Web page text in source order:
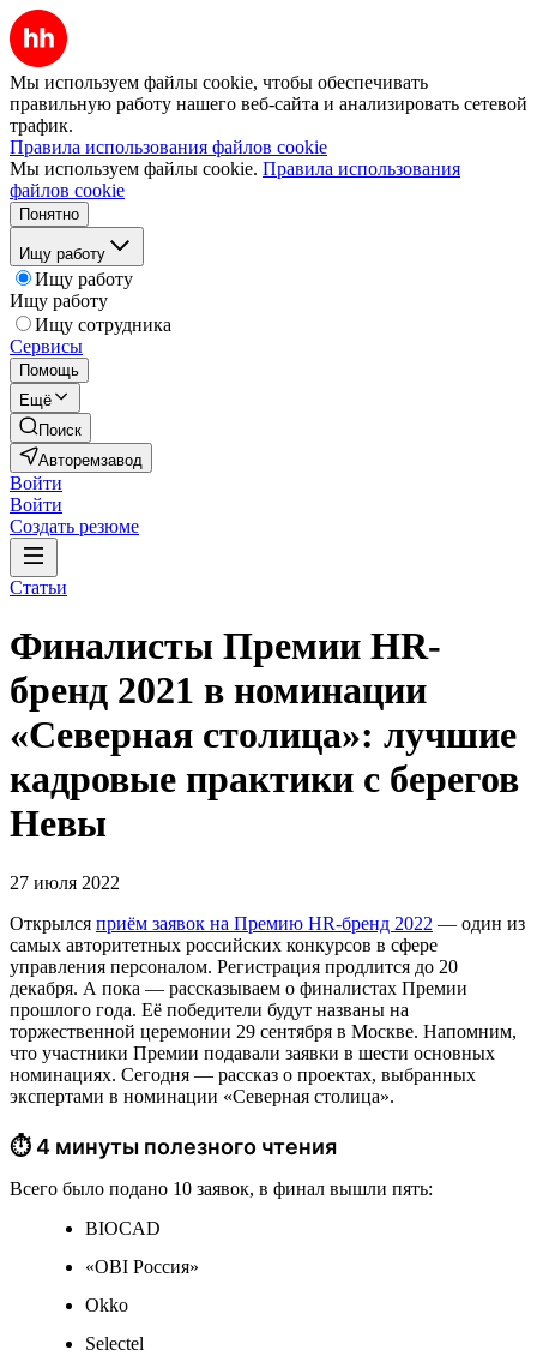
Мы используем файлы cookie, чтобы обеспечивать
правильную работу нашего веб-сайта и анализировать сетевой
трафик.
Правила использования файлов cookie
Мы используем файлы cookie. Правила использования
файлов cookie
Понятно
Ищу работу
Ищу работу
Ищу работу
Ищу сотрудника
Сервисы
Помощь
Ещё
Поиск
Авторемзавод
Войти
Войти
Создать резюме
Статьи
Финалисты Премии HR-
бренд 2021 в номинации
«Северная столица»: лучшие
кадровые практики с берегов
Невы
27 июля 2022
Открылся приём заявок на Премию HR-бренд 2022 — один из
самых авторитетных российских конкурсов в сфере
управления персоналом. Регистрация продлится до 20
декабря. А пока — рассказываем о финалистах Премии
прошлого года. Её победители будут названы на
торжественной церемонии 29 сентября в Москве. Напомним,
что участники Премии подавали заявки в шести основных
номинациях. Сегодня — рассказ о проектах, выбранных
экспертами в номинации «Северная столица».
⏱ 4 минуты полезного чтения
Всего было подано 10 заявок, в финал вышли пять:
BIOCAD
«OBI Россия»
Okko
Selectel